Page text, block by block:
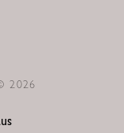
2026